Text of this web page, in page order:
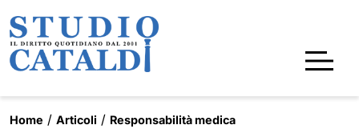
Home Articoli Responsabilità medica